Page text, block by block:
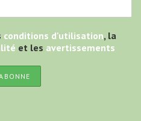
conditions d'utilisation, la
et les avertissements